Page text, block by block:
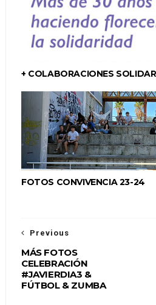
+ COLABORACIONES
FOTOS CONVIVENCIA 23-24
Previous
MÁS FOTOS
CELEBRACIÓN
#JAVIERDIA3 &
FÚTBOL & ZUMBA